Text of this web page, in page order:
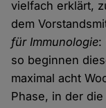
vielfach erklärt,
dem
für Immunologie:
so beginnen
maximal acht
Phase, in der